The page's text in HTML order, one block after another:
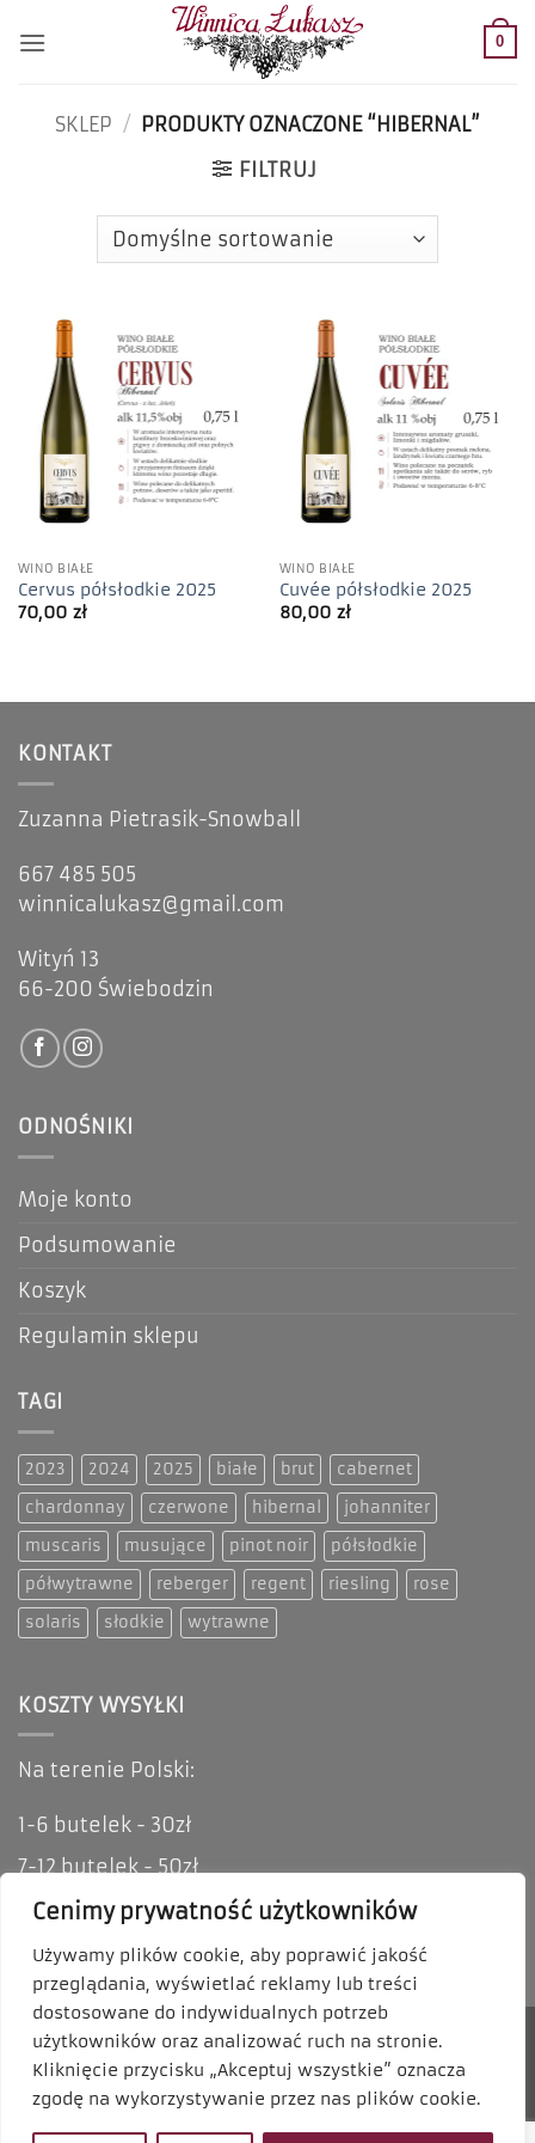
Cenimy prywatność użytkowników
Używamy plików cookie, aby poprawić jakość
przeglądania, wyświetlać reklamy lub treści
dostosowane do indywidualnych potrzeb
użytkowników oraz analizować ruch na stronie.
Kliknięcie przycisku „Akceptuj wszystkie” oznacza
zgodę na wykorzystywanie przez nas plików cookie.
do
0
SKLEP / PRODUKTY OZNACZONE “HIBERNAL”
FILTRUJ
WINO BIAŁE
Cervus półsłodkie 2025
70,00 zł
WINO BIAŁE
Cuvée półsłodkie 2025
80,00 zł
KONTAKT
Zuzanna Pietrasik-Snowball
667 485 505
winnicalukasz@gmail.com
Wityń 13
66-200 Świebodzin
ODNOŚNIKI
Moje konto
Podsumowanie
Koszyk
Regulamin sklepu
TAGI
2023 2024 2025 białe brut
cabernet
chardonnay
czerwone hibernal
johanniter
muscaris
musujące pinot noir
półsłodkie
półwytrawne
reberger regent riesling
rose
solaris
słodkie wytrawne
KOSZTY WYSYŁKI
Na terenie Polski:
1-6 butelek - 30zł
7-12 butelek - 50zł
Oferujemy możliwość odbioru osobistego i